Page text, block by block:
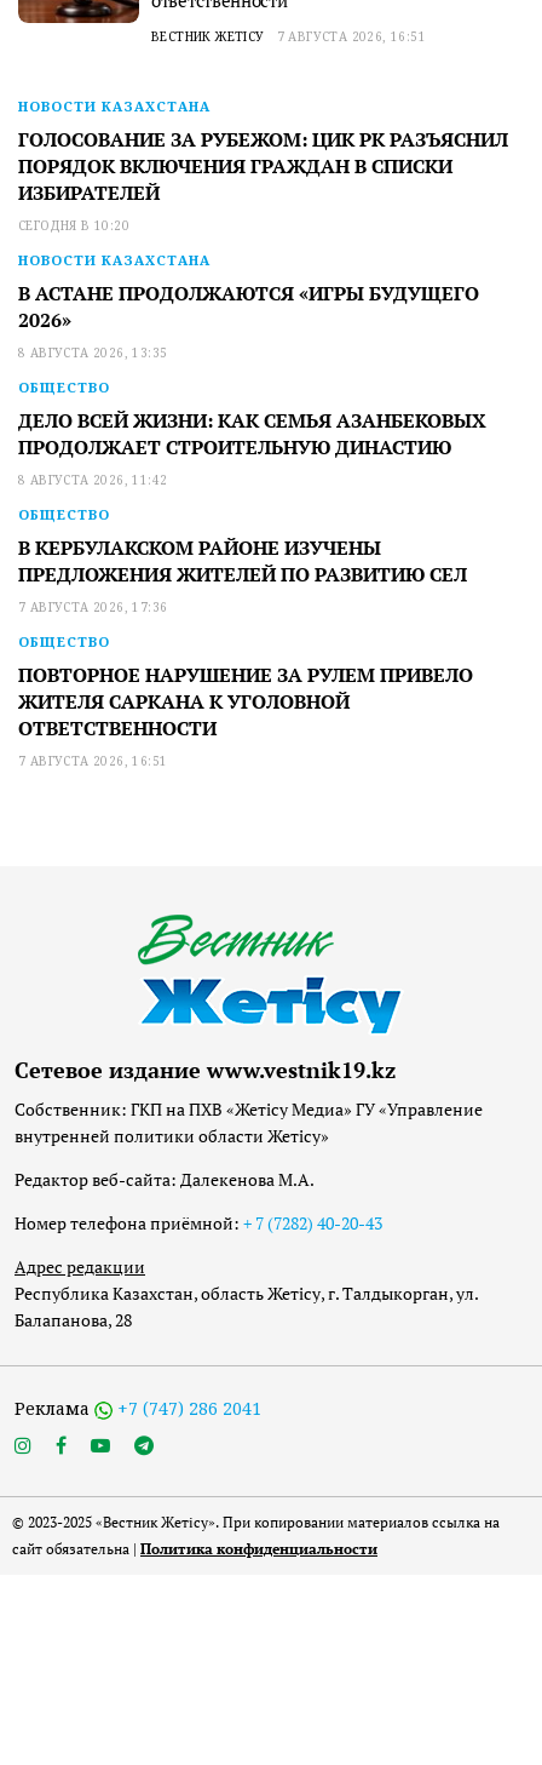
ВЕСТНИК ЖЕТІСУ 7 АВГУСТА 2026, 16:51
НОВОСТИ КАЗАХСТАНА
ГОЛОСОВАНИЕ ЗА РУБЕЖОМ: ЦИК РК РАЗЪЯСНИЛ
ПОРЯДОК ВКЛЮЧЕНИЯ ГРАЖДАН В СПИСКИ
ИЗБИРАТЕЛЕЙ
СЕГОДНЯ В 10:20
НОВОСТИ КАЗАХСТАНА
В АСТАНЕ ПРОДОЛЖАЮТСЯ «ИГРЫ БУДУЩЕГО
2026»
8 АВГУСТА 2026, 13:35
ОБЩЕСТВО
ДЕЛО ВСЕЙ ЖИЗНИ: КАК СЕМЬЯ АЗАНБЕКОВЫХ
ПРОДОЛЖАЕТ СТРОИТЕЛЬНУЮ ДИНАСТИЮ
8 АВГУСТА 2026, 11:42
ОБЩЕСТВО
В КЕРБУЛАКСКОМ РАЙОНЕ ИЗУЧЕНЫ
ПРЕДЛОЖЕНИЯ ЖИТЕЛЕЙ ПО РАЗВИТИЮ СЕЛ
7 АВГУСТА 2026, 17:36
ОБЩЕСТВО
ПОВТОРНОЕ НАРУШЕНИЕ ЗА РУЛЕМ ПРИВЕЛО
ЖИТЕЛЯ САРКАНА К УГОЛОВНОЙ
ОТВЕТСТВЕННОСТИ
7 АВГУСТА 2026, 16:51
Сетевое издание www.vestnik19.kz
Собственник: ГКП на ПХВ «Жетісу Медиа» ГУ «Управление
внутренней политики области Жетісу»
Редактор веб-сайта: Далекенова М.А.
Номер телефона приёмной: + 7 (7282) 40-20-43
Адрес редакции
Республика Казахстан, область Жетісу, г. Талдыкорган, ул.
Балапанова, 28
Реклама +7 (747) 286 2041
© 2023-2025 «Вестник Жетісу». При копировании материалов ссылка на
сайт обязательна | Политика конфиденциальности